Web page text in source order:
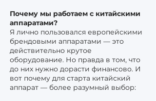
Почему мы работаем с китайскими
аппаратами?
Я лично пользовался европейскими
брендовыми аппаратами — это
действительно крутое
оборудование. Но правда в том, что
до них нужно дорасти финансово. И
вот почему для старта китайский
аппарат — более разумный выбор: